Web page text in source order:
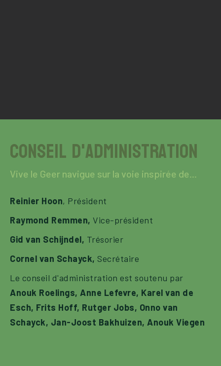
Conseil d'administration
Vive le Geer navigue sur la voie inspirée de...
Reinier Hoon, Président
Raymond Remmen, Vice-président
Gid van Schijndel, Trésorier
Cornel van Schayck, Secrétaire
Le conseil d'administration est soutenu par
Anouk Roelings, Anne Lefevre, Karel van de
Esch, Frits Hoff, Rutger Jobs, Onno van
Schayck, Jan-Joost Bakhuizen, Anouk Viegen